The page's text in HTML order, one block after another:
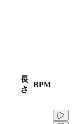
長
さ
BPM